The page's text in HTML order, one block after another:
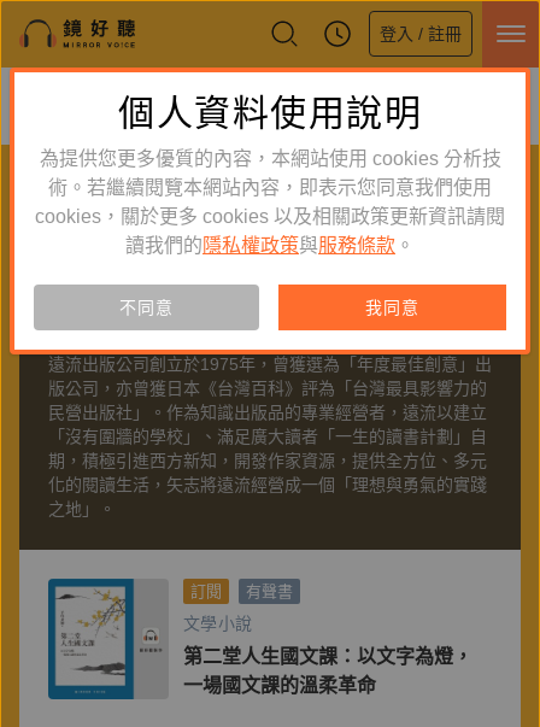
登入 / 註冊
鏡好聽全新APP上線
體驗全面升級，即刻下載
PUBLISHER
遠流
遠流出版公司創立於1975年，曾獲選為「年度最佳創意」出
版公司，亦曾獲日本《台灣百科》評為「台灣最具影響力的
民營出版社」。作為知識出版品的專業經營者，遠流以建立
「沒有圍牆的學校」、滿足廣大讀者「一生的讀書計劃」自
期，積極引進西方新知，開發作家資源，提供全方位、多元
化的閱讀生活，矢志將遠流經營成一個「理想與勇氣的實踐
之地」。
訂閱 有聲書
文學小說
第二堂人生國文課：以文字為燈，
一場國文課的溫柔革命
個人資料使用說明
為提供您更多優質的內容，本網站使用 cookies 分析技
術。若繼續閱覽本網站內容，即表示您同意我們使用
cookies，關於更多 cookies 以及相關政策更新資訊請閱
讀我們的 隱私權政策與服務條款 。
不同意 我同意